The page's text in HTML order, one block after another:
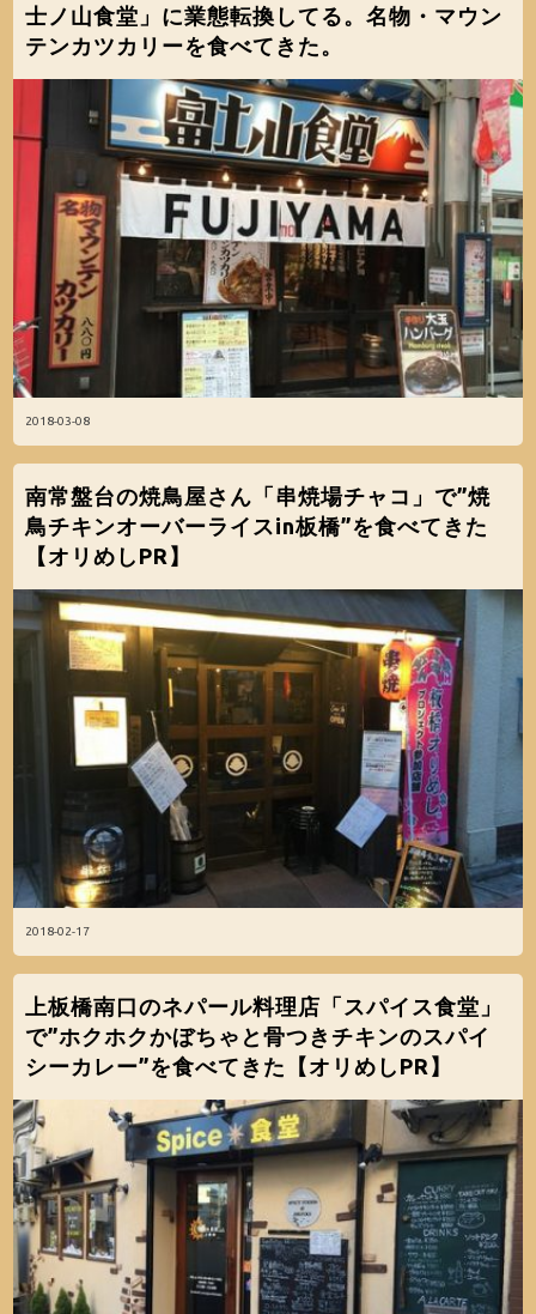
2018-03-08
士ノ山食堂」に業態転換してる。名物・マウン
テンカツカリーを食べてきた。
2018-02-17
南常盤台の焼鳥屋さん「串焼場チャコ」で”焼
鳥チキンオーバーライスin板橋”を食べてきた
【オリめしPR】
上板橋南口のネパール料理店「スパイス食堂」
で”ホクホクかぼちゃと骨つきチキンのスパイ
シーカレー”を食べてきた【オリめしPR】